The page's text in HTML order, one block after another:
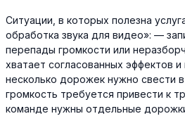
Ситуации, в которых полезна
обработка звука для видео»: —
перепады громкости или
хватает согласованных эффектов
несколько дорожек нужно свести
громкость требуется привести к
команде нужны отдельные